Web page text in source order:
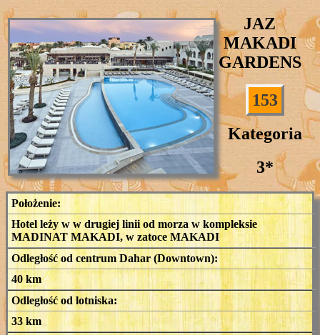
JAZ
MAKADI
GARDENS
153
Kategoria
3*
Położenie:
Hotel leży w w drugiej linii od morza w kompleksie
MADINAT MAKADI, w zatoce MAKADI
Odległość od centrum Dahar (Downtown):
40 km
Odległość od lotniska:
33 km